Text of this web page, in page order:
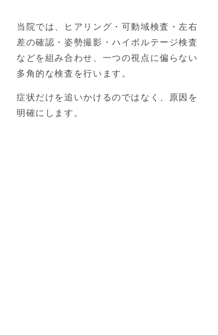
当院では、ヒアリング・可動域検査・左右
差の確認・姿勢撮影・ハイボルテージ検査
などを組み合わせ、一つの視点に偏らない
多角的な検査を行います。
症状だけを追いかけるのではなく、原因を
明確にします。